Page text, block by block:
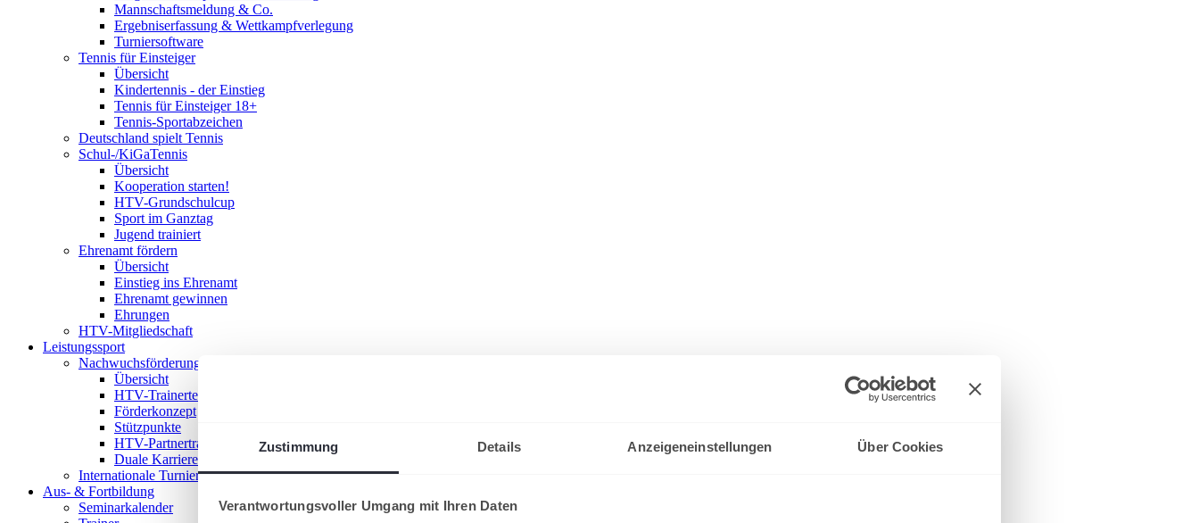
Zustimmung Details Anzeigeneinstellungen Über Cookies
Verantwortungsvoller Umgang mit Ihren Daten
Mannschaftsmeldung & Co.
Ergebniserfassung & Wettkampfverlegung
Turniersoftware
Tennis für Einsteiger
Übersicht
Kindertennis - der Einstieg
Tennis für Einsteiger 18+
Tennis-Sportabzeichen
Deutschland spielt Tennis
Schul-/KiGaTennis
Übersicht
Kooperation starten!
HTV-Grundschulcup
Sport im Ganztag
Jugend trainiert
Ehrenamt fördern
Übersicht
Einstieg ins Ehrenamt
Ehrenamt gewinnen
Ehrungen
HTV-Mitgliedschaft
Leistungssport
Nachwuchsförderung im HTV
Übersicht
HTV-Trainerteam
Förderkonzept
Stützpunkte
HTV-Partnertrainer
Duale Karriere
Internationale Turniere
Aus- & Fortbildung
Seminarkalender